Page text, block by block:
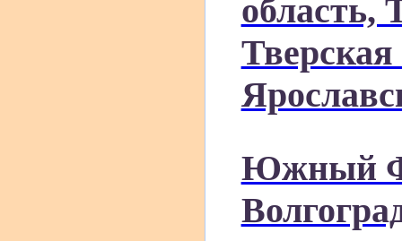
область,
Тверская
Южный